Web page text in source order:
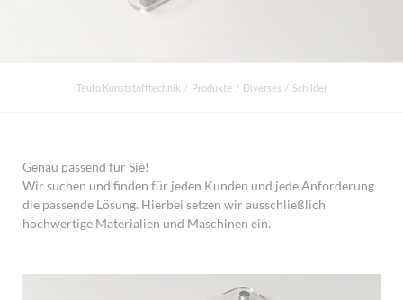
Teuto Kunststofftechnik Produkte Diverses Schilder
Genau passend für Sie!
Wir suchen und finden für jeden Kunden und jede Anforderung
die passende Lösung. Hierbei setzen wir ausschließlich
hochwertige Materialien und Maschinen ein.